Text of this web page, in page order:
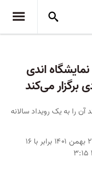
اندی
برگزار می‌کند
آن را به یک رویداد سالانه
پنج شنبه ۲۷ بهمن ۱۴۰۱ برابر با ۱۶